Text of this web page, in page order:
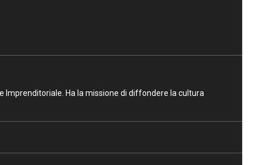
Imprenditoriale. Ha la missione di diffondere la cultura